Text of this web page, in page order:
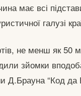
має всі
галузі
не менш як 50
зйомки
Д.Брауна “Код да